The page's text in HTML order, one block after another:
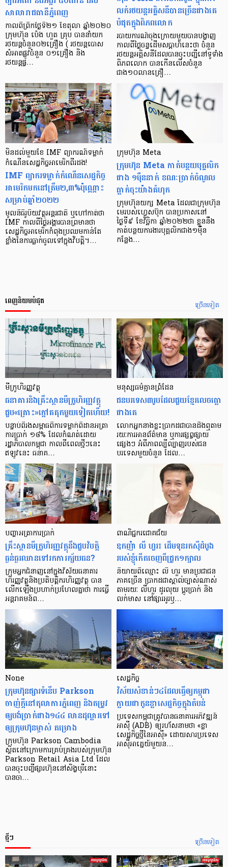
សាលារាជធានីភ្នំពេញ
កាលពីព្រឹកថ្ងៃទី២១ ខែតុលា ឆ្នាំ២០២០
ក្រុមហ៊ុន ប៉េង ហួត គ្រុប បាននាំយក
រថយន្តចំនួន០២គ្រឿង ( រថយន្តបោស
សំអាតផ្លូវចំនួន ០១គ្រឿង និង
រថយន្តផ្ទ…
លក់រថយន្ដអគ្គិសនីបានច្រើនជាងគេ
បំផុតក្នុងពិភពលោក
របាយការណ៍ចុងក្រោយមួយបានបង្ហាញ
កាលពីថ្ងៃចន្ទដើមសប្តាហ៍នេះថា ចំនួន
រថយន្តអគ្គិសនីដែលបានចុះបញ្ជីនៅទូទាំង
ពិភពលោក បានកើនលើសចំនួន
ជាង១០លានគ្រឿ…
មិនដល់មួយខែ IMF ព្យាករណ៍ទម្លាក់
កំណើនសេដ្ឋកិច្ចអាមេរិកពីរដង!
IMF ព្យាករទម្លាក់កំណើនសេដ្ឋកិច្ច
អាមេរិកមកនៅត្រឹម២,៣%ប៉ុណ្ណោះ
សម្រាប់ឆ្នាំ២០២២
មូលនិធិរូបិយវត្ថុអន្តរជាតិ ឬហៅកាត់ថា
IMF កាលពីថ្ងៃអង្គារបានព្រមានថា
សេដ្ឋកិច្ចអាមេរិកកំពុងប្រឈមកាន់តែ
ខ្លាំងនៃការធ្លាក់ចូលទៅក្នុងវិបត្តិ។…
ក្រុមហ៊ុន Meta
ក្រុមហ៊ុន Meta កាត់បន្ថយបុគ្គលិក
ជាង ១ម៉ឺននាក់ ខណៈប្រាក់ចំណូល
ធ្លាក់ចុះយ៉ាងគំហុក
ក្រុមហ៊ុនយក្ស Meta ដែលជាក្រុមហ៊ុន
មេរបស់ហ្វេសប៊ុក បានប្រកាសនៅ
ថ្ងៃទី៩ ខែវិច្ឆិកា ឆ្នាំ២០២២ថា ខ្លួននឹង
កាត់បន្ថយការងារបុគ្គលិកជាង១ម៉ឺន
កន្លែង…
ច្រើនទៀត
ពេញនិយមបំផុត
មីក្រូ​ហិរញ្ញវត្ថុ
ធនាគារ​និង​គ្រឹះស្ថាន​មីក្រូ​ហិរញ្ញវត្ថុ​
ជួប«គ្រោះ»ក្តៅ​គគុក​មួយ​ទៀត​ហើយ!
បន្ទាប់​ពី​រង​សម្ពាធ​​ពី​ការ​ទម្លាក់​ពិដាន​អត្រា​
ការ​ប្រាក់ ១៨​% ដែល​កំណត់​ដោយ​
រដ្ឋាភិបាល​កម្ពុជា កាល​ពី​ពេល​ថ្មីៗ​នេះ
ឥឡូវ​នេះ ធនាគ…
មនុស្ស​ធម៌​គ្មាន​ព្រំដែន
ជន​បរទេស​៣​រូប​ដែល​ជួយ​ខ្មែរ​លេច​ធ្លោ​
ជាង​គេ
លោកអ្នក​នាង​ខ្លះ​ប្រាកដ​ជា​បាន​​ដឹង​ឮ​តាម​
រយៈ​ការ​អាន​ព័ត៌មាន ឬ​ការ​ផ្សព្វផ្សាយ​
ផ្សេងៗ អំពី​ភាព​ល្បីល្បាញ​របស់​ជន​
បរទេស​មួយ​ចំនួន ដែល…
បញ្ហា​អត្រា​ការប្រាក់
គ្រឹះស្ថាន​មីក្រូ​ហិរញ្ញវត្ថុ​នឹង​ជួប​វិបត្តិ​
ធ្ងន់ធ្ងរ​ឈាន​ទៅ​រក​ការ​ក្ស័យធន?
ក្រុម​អ្នក​ជំនាញ​នៅ​ក្នុង​វិស័យ​ធនាគារ
ហិរញ្ញវត្ថុ​និង​ប្រតិបត្តិករ​ហិរញ្ញ​វត្ថុ បាន​​
លើក​ឡើង​ប្រហាក់​ប្រហែល​គ្នា​ថា ការ​ធ្វើ​
អន្តរាគមន៍​ព…
ពាណិជ្ជករជោគជ័យ
ឧកញ៉ា លី ហួរ៖ ដើមទុនរកស៊ីដំបូង
របស់ខ្ញុំកើតចេញពីជ្រូក១ក្បាល
និយាយ​ពី​ឈ្មោះ លី ហួរ មាន​ប្រជាជន​
ភាគ​ច្រើន ប្រាកដ​ជា​ស្គាល់​ច្បាស់​ណាស់
តាមរយៈ លីហួរ ដូរ​លុយ ប្តូរ​បា្រក់ និង​
លក់​មាស នៅ​ផ្សារ​អូរ​ឫ…
None
ក្រុមហ៊ុនផ្សារទំនើប Parkson
ចាញ់ក្ដីនៅតុលាការភ្នំពេញ និងតម្រូវ
ឲ្យបង់ប្រាក់ជាង១៤៤ លានដុល្លារទៅ
ឲ្យក្រុមហ៊ុនម្ចាស់ គម្រោង
ក្រុមហ៊ុន Parkson Cambodia
ស្ថិតនៅក្រោមការគ្រប់គ្រងរបស់ក្រុមហ៊ុន
Parkson Retail Asia Ltd ដែល
បានចុះបញ្ចីផ្សារហ៊ុននៅសិង្ហបុរីនោះ
បានចា…
សេដ្ឋកិច្ច​
វិស័យ​សំខាន់ៗ​៤​ដែល​ធ្វើ​ឲ្យ​កម្ពុជា​
ក្លាយ​ជា​កូន​ខ្លា​សេដ្ឋកិច្ច​ក្នុង​តំបន់
ប្រទេស​កម្ពុជា​ត្រូវ​បាន​ធនាគារ​អភិវឌ្ឍន៍​
អាស៊ី (ADB) ឲ្យ​រហ័ស​នាមថា «ខ្លា​
សេដ្ឋកិច្ច​ថ្មី​នៃ​អាស៊ី» ដោយសារ​ប្រទេស​
អាស៊ី​អាគ្នេយ៍​មួយ​ន…
ច្រើនទៀត
ថ្មីៗ